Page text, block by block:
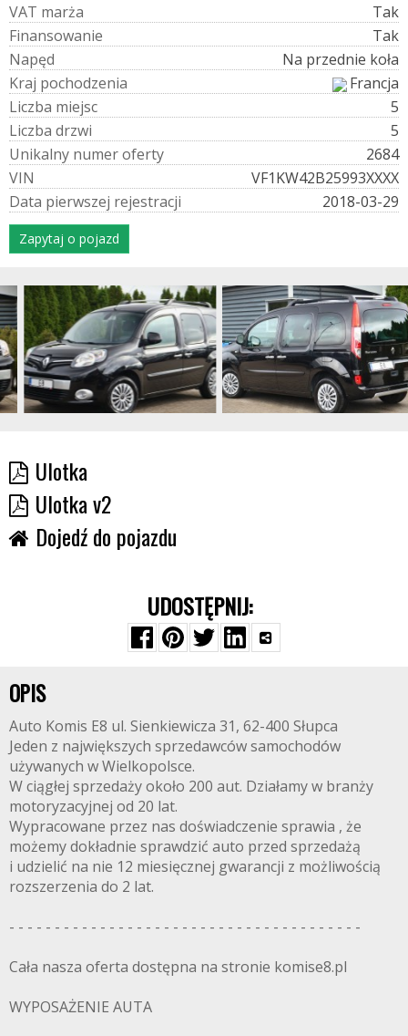
VAT marża
Tak
Finansowanie
Tak
Napęd
Na przednie koła
Kraj pochodzenia
Francja
Liczba miejsc
5
Liczba drzwi
5
Unikalny numeroferty
2684
VIN
VF1KW42B25993XXXX
Data pierwszej rejestracji 2018-03-29
Zapytaj o pojazd
Ulotka
Ulotka v2
Dojedź do pojazdu
UDOSTĘPNIJ:
OPIS
Auto Komis E8 ul. Sienkiewicza 31, 62-400 Słupca
Jeden z największych sprzedawców samochodów
używanych w Wielkopolsce.
W ciągłej sprzedaży około 200 aut. Działamy w branży
motoryzacyjnej od 20 lat.
Wypracowane przez nas doświadczenie sprawia , że
możemy dokładnie sprawdzić auto przed sprzedażą
i udzielić na nie 12 miesięcznej gwarancji z możliwością
rozszerzenia do 2 lat.
- - - - - - - - - - - - - - - - - - - - - - - - - - - - - - - - - - - - - - -
Cała nasza oferta dostępna na stronie komise8.pl
WYPOSAŻENIE AUTA